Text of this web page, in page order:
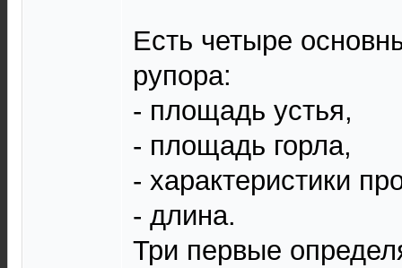
Есть четыре
рупора:
- площадь устья,
- площадь горла,
- характеристики
- длина.
Три первые